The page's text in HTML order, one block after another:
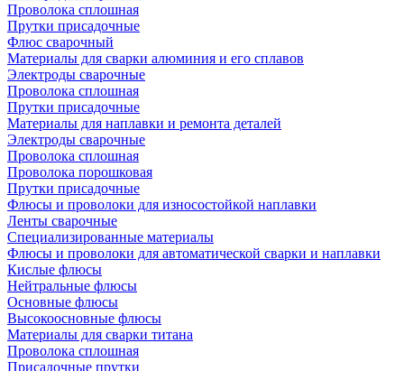
Проволока сплошная
Прутки присадочные
Флюс сварочный
Материалы для сварки алюминия и его сплавов
Электроды сварочные
Проволока сплошная
Прутки присадочные
Материалы для наплавки и ремонта деталей
Электроды сварочные
Проволока сплошная
Проволока порошковая
Прутки присадочные
Флюсы и проволоки для износостойкой наплавки
Ленты сварочные
Специализированные материалы
Флюсы и проволоки для автоматической сварки и наплавки
Кислые флюсы
Нейтральные флюсы
Основные флюсы
Высокоосновные флюсы
Материалы для сварки титана
Проволока сплошная
Присадочные прутки